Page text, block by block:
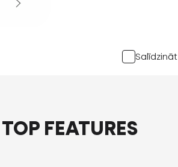
Salīdzināt
TOP FEATURES